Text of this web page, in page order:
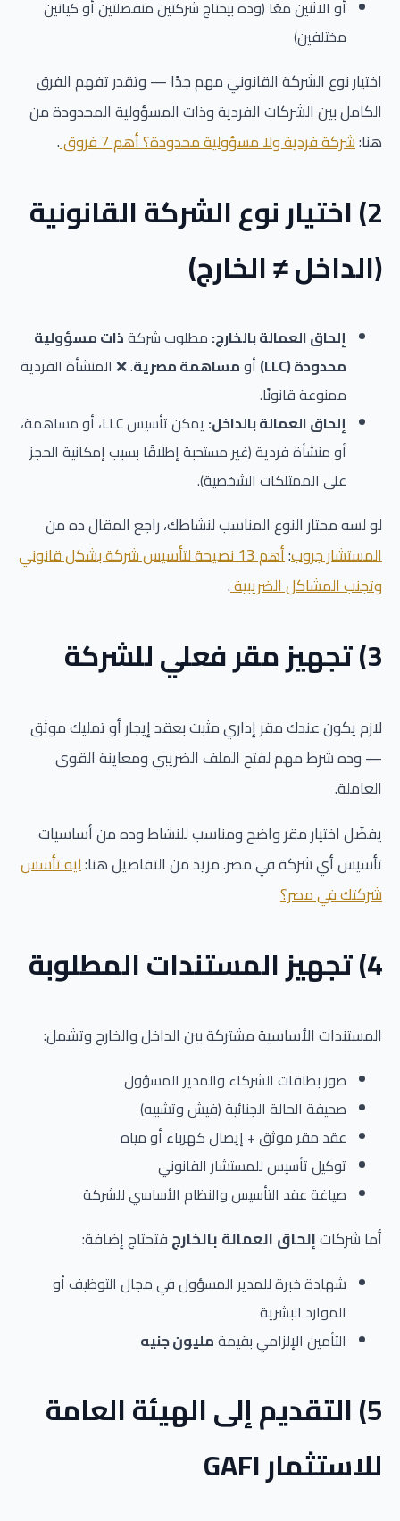
أو الاثنين معًا (وده بيحتاج شركتين منفصلتين أو كيانين
مختلفين)
اختيار نوع الشركة القانوني مهم جدًا — وتقدر تفهم الفرق
الكامل بين الشركات الفردية وذات المسؤولية المحدودة من
هنا:شركة فردية ولا مسؤولية محدودة؟ أهم 7 فروق .
2) اختيار نوع الشركة القانونية
(الداخل ≠ الخارج)
إلحاق العمالة بالخارج: مطلوب شركةذات مسؤولية
محدودة (LLC)
أومساهمة مصرية. ❌ المنشأة الفردية
ممنوعة قانونًا.
إلحاق العمالة بالداخل:
يمكن تأسيس LLC، أو مساهمة،
أو منشأة فردية (غير مستحبة إطلاقًا بسبب إمكانية الحجز
على الممتلكات الشخصية).
لو لسه محتار النوع المناسب لنشاطك، راجع المقال ده من
المستشار جروب:
أهم 13 نصيحة لتأسيس شركة بشكل قانوني
وتجنب المشاكل الضريبية.
3) تجهيز مقر فعلي للشركة
لازم يكون عندك مقر إداري مثبت بعقد إيجار أو تمليك موثق
— وده شرط مهم لفتح الملف الضريبي ومعاينة القوى
العاملة.
يفضّل اختيار مقر واضح ومناسب للنشاط وده من أساسيات
تأسيس أي شركة في مصر. مزيد من التفاصيل هنا:ليه تأسس
شركتك في مصر؟
4) تجهيز المستندات المطلوبة
المستندات الأساسية مشتركة بين الداخل والخارج وتشمل:
صور بطاقات الشركاء والمدير المسؤول
صحيفة الحالة الجنائية (فيش وتشبيه)
عقد مقر موثق + إيصال كهرباء أو مياه
توكيل تأسيس للمستشار القانوني
صياغة عقد التأسيس والنظام الأساسي للشركة
أما شركاتإلحاق العمالة بالخارجفتحتاج إضافة:
شهادة خبرة للمدير المسؤول في مجال التوظيف أو
الموارد البشرية
التأمين الإلزامي بقيمةمليون جنيه
5) التقديم إلى الهيئة العامة
للاستثمار GAFI